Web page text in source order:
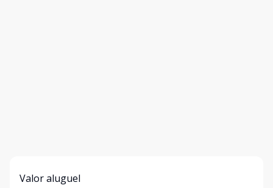
Valor aluguel